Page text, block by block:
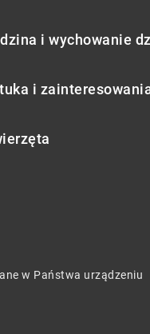
i wychowanie
i
w Państwa urządzeniu